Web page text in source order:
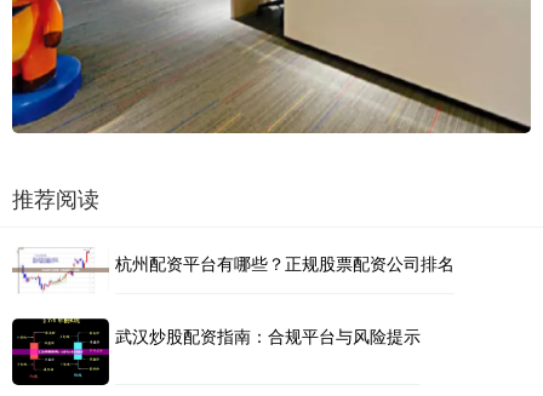
推荐阅读
杭州配资平台有哪些？正规股票配资公司排名
武汉炒股配资指南：合规平台与风险提示